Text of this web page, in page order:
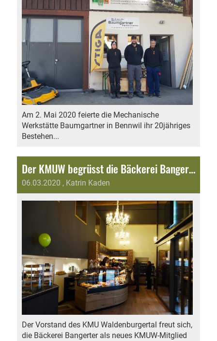
Am 2. Mai 2020 feierte die Mechanische
Werkstätte Baumgartner in Bennwil ihr 20jähriges
Bestehen...
Der KMUW begrüsst die Bäckerei Bangerter als neues Vereins Mitglied
06.03.2020 , Katrin Kaden
Der Vorstand des KMU Waldenburgertal freut sich,
die Bäckerei Bangerter als neues KMUW-Mitglied